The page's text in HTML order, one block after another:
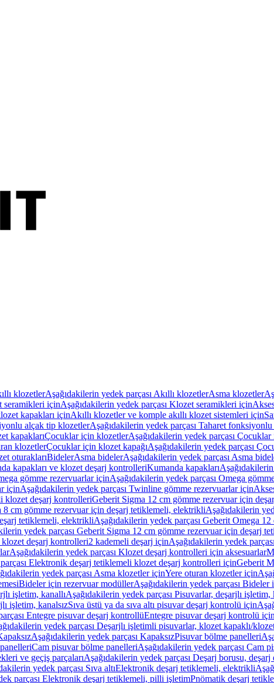
klozetlerAşağıdakilerin yedek parçası Akıllı klozetlerAsma klozetler
seramikleri içinAşağıdakilerin yedek parçası Klozet seramikleri için
kapakları içinAkıllı klozetler ve komple akıllı klozet sistemleri için
alçak tip klozetlerAşağıdakilerin yedek parçası Taharet
kapaklarıÇocuklar için klozetlerAşağıdakilerin yedek parçası
klozetlerÇocuklar için klozet kapağıAşağıdakilerin yedek parçası
oturaklarıBidelerAsma bidelerAşağıdakilerin yedek parçası Asma
kapakları ve klozet deşarj kontrolleriKumanda kapakları
gömme rezervuarlar içinAşağıdakilerin yedek parçası Omega
içinAşağıdakilerin yedek parçası Twinline gömme rezervuarlar için
klozet deşarj kontrolleriGeberit Sigma 12 cm gömme rezervuar için
8 cm gömme rezervuar için deşarj tetiklemeli, elektrikliAşağıdakilerin
tetiklemeli, elektrikliAşağıdakilerin yedek parçası Geberit Omega
yedek parçası Geberit Sigma 12 cm gömme rezervuar için deşarj
klozet deşarj kontrolleri2 kademeli deşarj içinAşağıdakilerin yedek
Aşağıdakilerin yedek parçası Klozet deşarj kontrolleri için aksesuarlar
Elektronik deşarj tetiklemeli klozet deşarj kontrolleri içinGeberit
yedek parçası Asma klozetler içinYere oturan klozetler için
Bideler için rezervuar modüllerAşağıdakilerin yedek parçası
işletim, kanallıAşağıdakilerin yedek parçası Pisuvarlar, deşarjlı işletim,
işletim, kanalsızSıva üstü ya da sıva altı pisuvar deşarj kontrolü için
Entegre pisuvar deşarj kontrollüEntegre pisuvar deşarj kontrolü için
yedek parçası Deşarjlı işletimli pisuvarlar, klozet kapaklı/
Aşağıdakilerin yedek parçası KapaksızPisuvar bölme panelleri
Cam pisuvar bölme panelleriAşağıdakilerin yedek parçası Cam
ve geçiş parçalarıAşağıdakilerin yedek parçası Deşarj borusu,
yedek parçası Sıva altıElektronik deşarj tetiklemeli, elektrikli
parçası Elektronik deşarj tetiklemeli, pilli işletimPnömatik deşarj